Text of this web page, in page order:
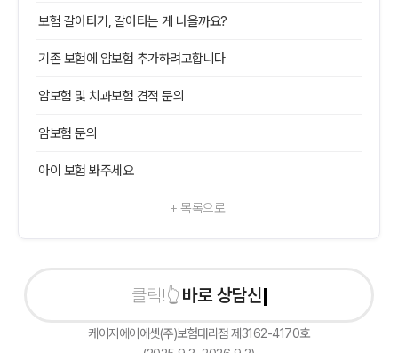
보험 갈아타기, 갈아타는 게 나을까요?
기존 보험에 암보험 추가하려고합니다
암보험 및 치과보험 견적 문의
암보험 문의
아이 보험 봐주세요
+ 목록으로
바로 상담신청하
케이지에이에셋(주)보험대리점 제3162-4170호